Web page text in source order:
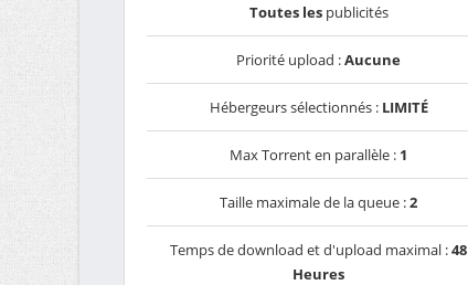
Toutes lespublicités
Priorité upload :Aucune
Hébergeurs sélectionnés : LIMITÉ
Max Torrent en parallèle : 1
Taille maximale de la queue :2
Temps de download et d'upload maximal :48
Heures